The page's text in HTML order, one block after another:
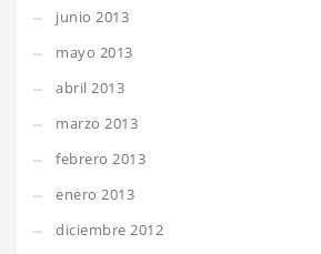
junio 2013
mayo 2013
abril 2013
marzo 2013
febrero 2013
enero 2013
diciembre 2012